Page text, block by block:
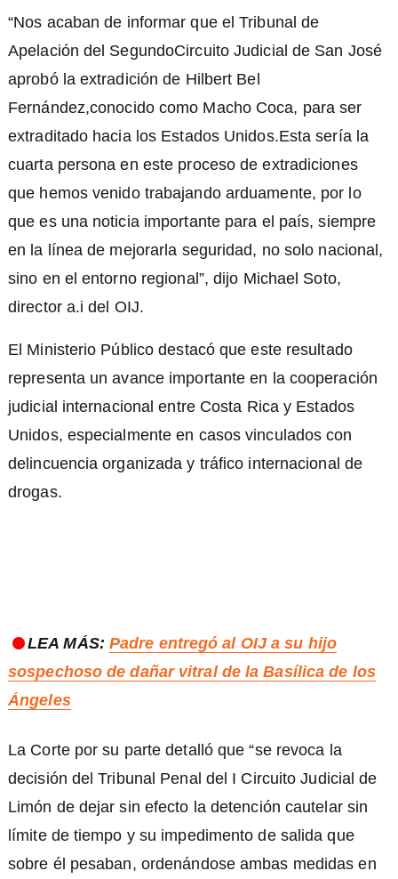
“Nos acaban de informar que el Tribunal de
Apelación del SegundoCircuito Judicial de San José
aprobó la extradición de Hilbert Bel
Fernández,conocido como Macho Coca, para ser
extraditado hacia los Estados Unidos.Esta sería la
cuarta persona en este proceso de extradiciones
que hemos venido trabajando arduamente, por lo
que es una noticia importante para el país, siempre
en la línea de mejorarla seguridad, no solo nacional,
sino en el entorno regional”, dijo Michael Soto,
director a.i del OIJ.
El Ministerio Público destacó que este resultado
representa un avance importante en la cooperación
judicial internacional entre Costa Rica y Estados
Unidos, especialmente en casos vinculados con
delincuencia organizada y tráfico internacional de
drogas.
LEA MÁS: Padre entregó al OIJ a su hijo
sospechoso de dañar vitral de la Basílica de los
Ángeles
La Corte por su parte detalló que “se revoca la
decisión del Tribunal Penal del I Circuito Judicial de
Limón de dejar sin efecto la detención cautelar sin
límite de tiempo y su impedimento de salida que
sobre él pesaban, ordenándose ambas medidas en